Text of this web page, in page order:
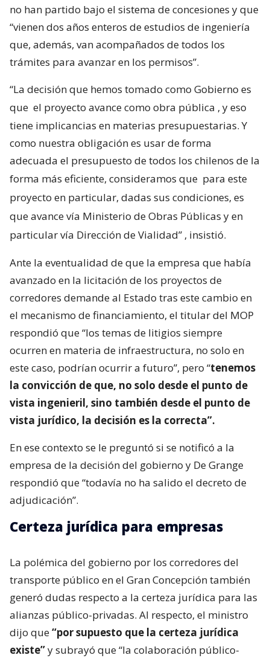
no han partido bajo el sistema de concesiones y que
“vienen dos años enteros de estudios de ingeniería
que, además, van acompañados de todos los
trámites para avanzar en los permisos”.
“La decisión que hemos tomado como Gobierno es
que el proyecto avance como obra pública , y eso
tiene implicancias en materias presupuestarias. Y
como nuestra obligación es usar de forma
adecuada el presupuesto de todos los chilenos de la
forma más eficiente, consideramos que para este
proyecto en particular, dadas sus condiciones, es
que avance vía Ministerio de Obras Públicas y en
particular vía Dirección de Vialidad” , insistió.
Ante la eventualidad de que la empresa que había
avanzado en la licitación de los proyectos de
corredores demande al Estado tras este cambio en
el mecanismo de financiamiento, el titular del MOP
respondió que “los temas de litigios siempre
ocurren en materia de infraestructura, no solo en
este caso, podrían ocurrir a futuro”, pero “tenemos
la convicción de que, no solo desde el punto de
vista ingenieril, sino también desde el punto de
vista jurídico, la decisión es la correcta”.
En ese contexto se le preguntó si se notificó a la
empresa de la decisión del gobierno y De Grange
respondió que “todavía no ha salido el decreto de
adjudicación”.
Certeza jurídica para empresas
La polémica del gobierno por los corredores del
transporte público en el Gran Concepción también
generó dudas respecto a la certeza jurídica para las
alianzas público-privadas. Al respecto, el ministro
dijo que“por supuesto que la certeza jurídica
existe”y subrayó que “la colaboración público-